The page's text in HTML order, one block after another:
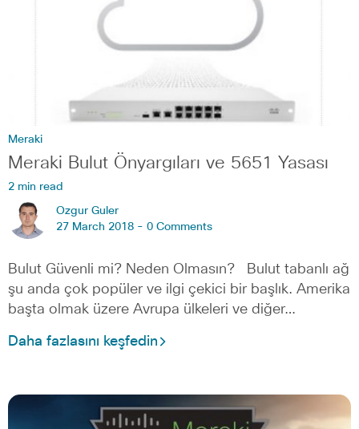
Meraki
Meraki Bulut Önyargıları ve 5651 Yasası
2 min read
Ozgur Guler
27 March 2018 - 0 Comments
Bulut Güvenli mi? Neden Olmasın? Bulut tabanlı ağ
şu anda çok popüler ve ilgi çekici bir başlık. Amerika
başta olmak üzere Avrupa ülkeleri ve diğer…
Daha fazlasını keşfedin